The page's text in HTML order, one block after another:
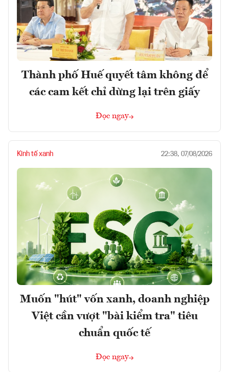
Thành phố Huế quyết tâm không để
các cam kết chỉ dừng lại trên giấy
Đọc ngay
Kinh tế xanh 22:38, 07/08/2026
Muốn "hút" vốn xanh, doanh nghiệp
Việt cần vượt "bài kiểm tra" tiêu
chuẩn quốc tế
Đọc ngay